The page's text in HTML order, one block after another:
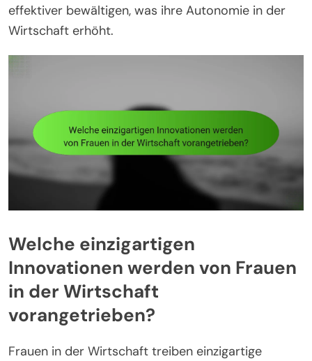
effektiver bewältigen, was ihre Autonomie in der
Wirtschaft erhöht.
Welche einzigartigen
Innovationen werden von Frauen
in der Wirtschaft
vorangetrieben?
Frauen in der Wirtschaft treiben einzigartige